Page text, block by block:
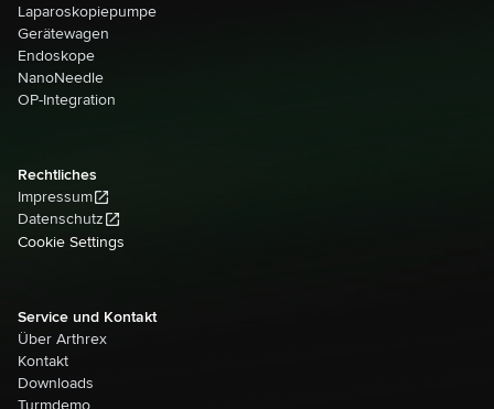
Laparoskopiepumpe
Gerätewagen
Endoskope
NanoNeedle
OP-Integration
Rechtliches
Impressum
Datenschutz
Cookie Settings
Service und Kontakt
Über Arthrex
Kontakt
Downloads
Turmdemo